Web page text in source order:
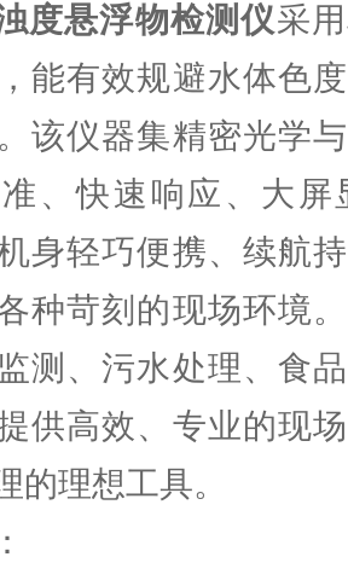
度悬浮物检测仪采
能有效规避水体色
该仪器集精密光学
、快速响应、大屏
身轻巧便携、续航
种苛刻的现场环境
测、污水处理、食
供高效、专业的现
的理想工具。